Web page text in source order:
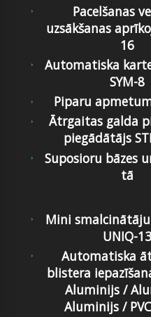
Pacelšanas
uzsākšanas
16
Automatiska
SYM-8
Piparu
Ātrgaitas galda
piegādātājs
Suposioru bāzes
tā
Mini
UNIQ-13
Automatiska
blistera
Aluminijs /
Aluminijs /